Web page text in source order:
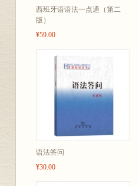
西班牙语语法一点通（第二
版）
¥59.00
语法答问
¥30.00